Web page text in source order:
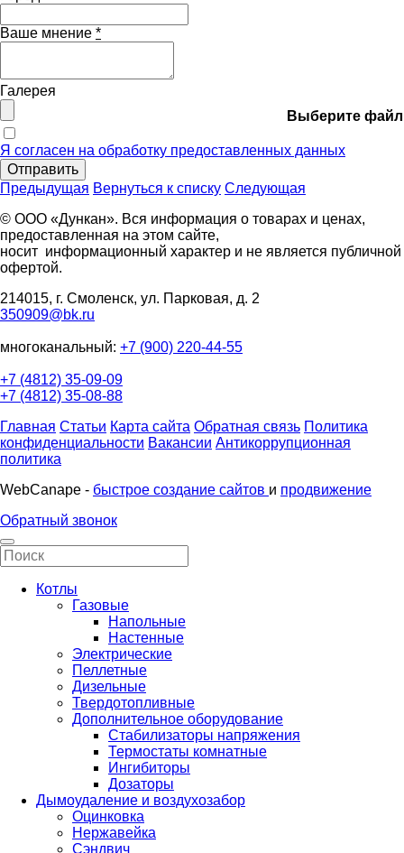
Ваше мнение *
Галерея
Выберите файл
Я согласен на обработку предоставленных данных
Отправить
Предыдущая Вернуться к списку Следующая
© ООО «Дункан». Вся информация о товарах и ценах,
предоставленная на этом сайте,
носит информационный характер и не является публичной
офертой.
214015, г. Смоленск, ул. Парковая, д. 2
350909@bk.ru
многоканальный: +7 (900) 220-44-55
+7 (4812) 35-09-09
+7 (4812) 35-08-88
Главная Статьи Карта сайта Обратная связь Политика
конфиденциальности Вакансии Антикоррупционная
политика
WebCanape - быстрое создание сайтов и продвижение
Обратный звонок
Котлы
Газовые
Напольные
Настенные
Электрические
Пеллетные
Дизельные
Твердотопливные
Дополнительное оборудование
Стабилизаторы напряжения
Термостаты комнатные
Ингибиторы
Дозаторы
Дымоудаление и воздухозабор
Оцинковка
Нержавейка
Сэндвич